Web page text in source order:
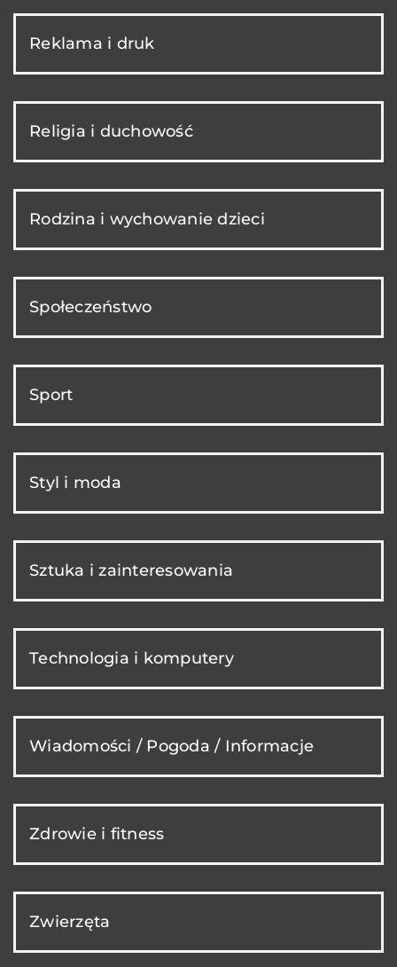
Reklama i druk
Religia i duchowość
Rodzina i wychowanie dzieci
Społeczeństwo
Sport
Styl i moda
Sztuka i zainteresowania
Technologia i komputery
Wiadomości / Pogoda / Informacje
Zdrowie i fitness
Zwierzęta